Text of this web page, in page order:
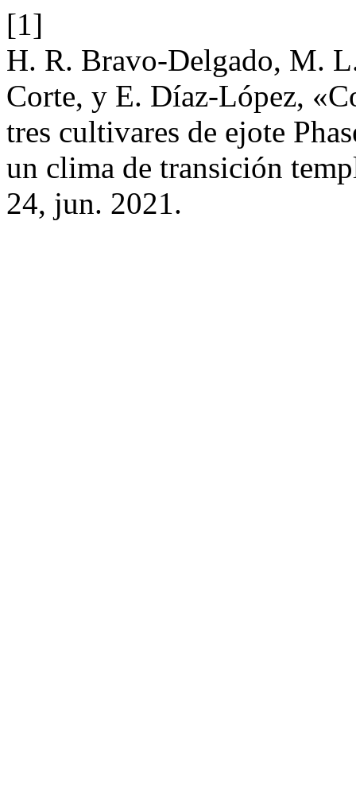
[1]
H. R. Bravo-Delgado, M.
Corte, y E. Díaz-López,
tres cultivares de ejote
un clima de transición
24, jun. 2021.